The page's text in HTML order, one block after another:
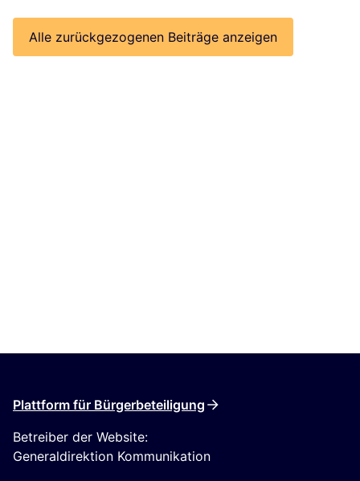
Alle zurückgezogenen Beiträge anzeigen
Plattform für Bürgerbeteiligung
Betreiber der Website:
Generaldirektion Kommunikation